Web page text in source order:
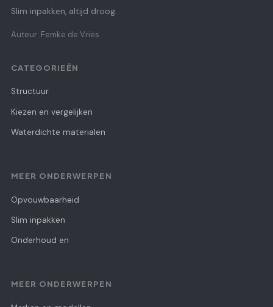
Slim inpakken, altijd droog.
Auteur: Femke de Vries
CATEGORIEËN
Structuur
Kiezen en vergelijken
Waterdichte materialen
MEER ONDERWERPEN
Opvouwbaarheid
Slim inpakken
Onderhoud en
MEER ONDERWERPEN